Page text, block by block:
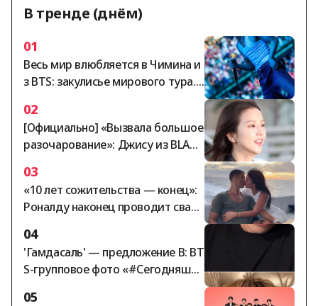
В тренде (днём)
01
Весь мир влюбляется в Чимина и
з BTS: закулисье мирового тура..
ивлекательность
02
[Официально] «Вызвала большое
разочарование»: Джису из BLACK
нием [StarNews]
03
«10 лет сожительства — конец»:
Роналду наконец проводит свад
за 5,7 млрд вон. Продавец Gucci с
тал «супругой на миллион»».
04
'Гамдасаль' — предложение В: BT
S-групповое фото «#Сегодняшни
05